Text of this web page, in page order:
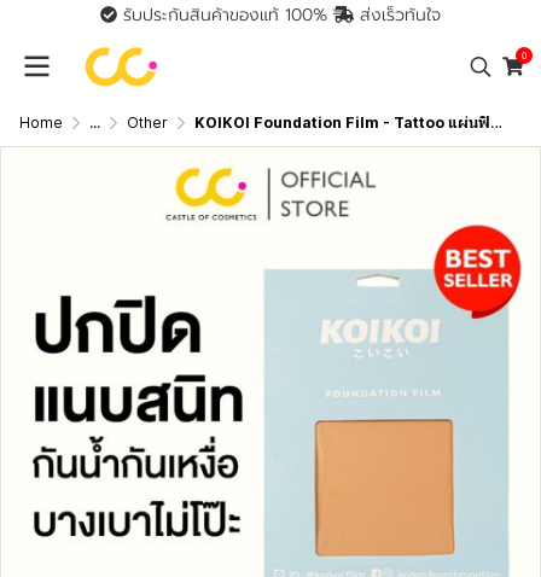
รับประกันสินค้าของแท้ 100% ส่งเร็วทันใจ
0
Home ... Other KOIKOI Foundation Film - Tattoo แผ่นฟิล์มสำหรับปกปิดรอยสัก ปิดสีรอยสักมิดสนิทแบบไม่ต้องโบก